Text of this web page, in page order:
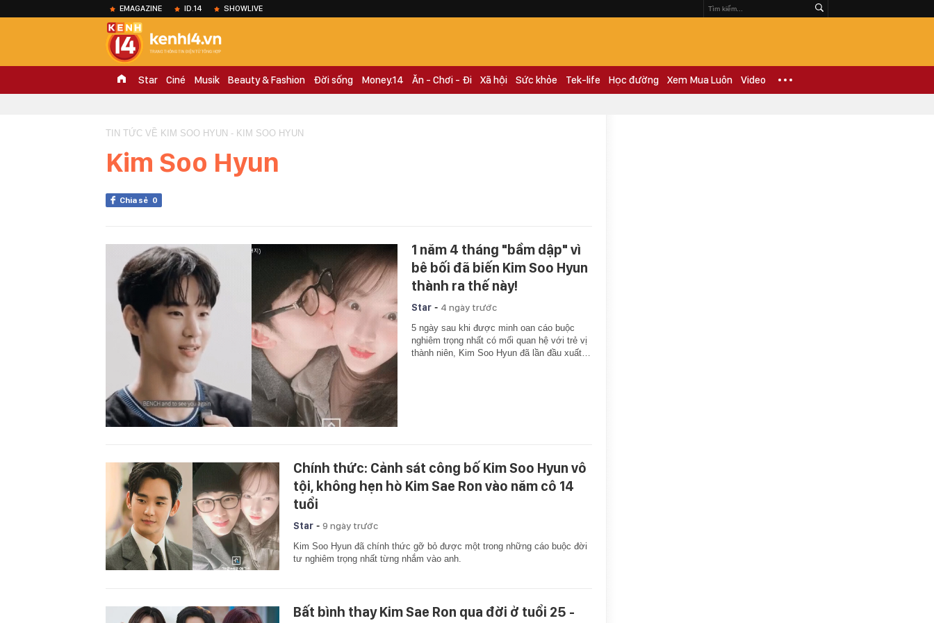
EMAGAZINE ID.14 SHOWLIVE
Star Ciné Musik Beauty & Fashion Đời sống Money.14 Ăn - Chơi - Đi Xã hội Sức khỏe Tek-life Học đường Xem Mua Luôn Video
TIN TỨC VỀ KIM SOO HYUN - KIM SOO HYUN
Kim Soo Hyun
Chia sẻ 0
1 năm 4 tháng "bầm dập" vì
bê bối đã biến Kim Soo Hyun
thành ra thế này!
Star - 4 ngày trước
5 ngày sau khi được minh oan cáo buộc
nghiêm trọng nhất có mối quan hệ với trẻ vị
thành niên, Kim Soo Hyun đã lần đầu xuất…
Chính thức: Cảnh sát công bố Kim Soo Hyun vô
tội, không hẹn hò Kim Sae Ron vào năm cô 14
tuổi
Star - 9 ngày trước
Kim Soo Hyun đã chính thức gỡ bỏ được một trong những cáo buộc đời
tư nghiêm trọng nhất từng nhắm vào anh.
Bất bình thay Kim Sae Ron qua đời ở tuổi 25 -